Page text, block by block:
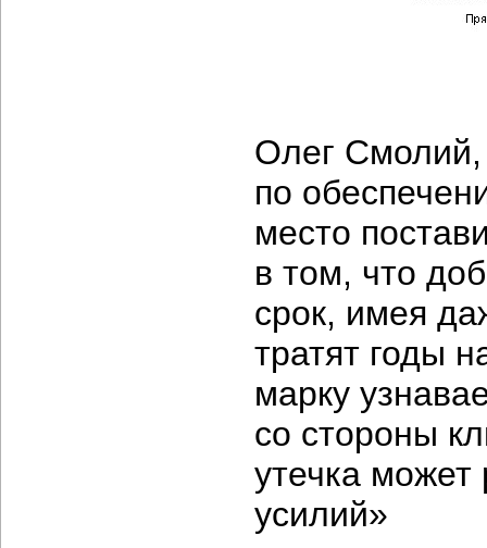
Олег Смолий,
по
место
в том, что
срок, имея
тратят годы
марку
со стороны
утечка может
усилий»